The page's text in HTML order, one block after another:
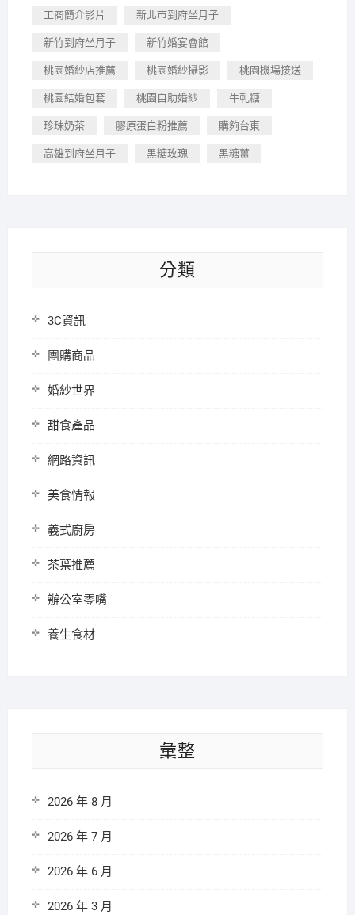
工商簡介影片 新北市到府坐月子
新竹到府坐月子 新竹婚宴會館
桃園婚紗店推薦 桃園婚紗攝影 桃園機場接送
桃園結婚包套 桃園自助婚紗 牛軋糖
珍珠奶茶 膠原蛋白粉推薦 購夠台東
高雄到府坐月子 黑糖玫瑰 黑糖薑
分類
3C資訊
團購商品
婚紗世界
甜食產品
網路資訊
美食情報
義式廚房
茶葉推薦
辦公室零嘴
養生食材
彙整
2026 年 8 月
2026 年 7 月
2026 年 6 月
2026 年 3 月